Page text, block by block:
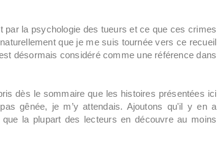
la psychologie des tueurs et ce que ces crimes
que je me suis tournée vers ce recueil
désormais considéré comme une référence dans
dès le sommaire que les histoires présentées ici
gênée, je m’y attendais. Ajoutons qu'il y en a
la plupart des lecteurs en découvre au moins